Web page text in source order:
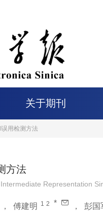
关于期刊
用检测方法
方法
Representation
， 傅建明 1 2 * ， 彭国